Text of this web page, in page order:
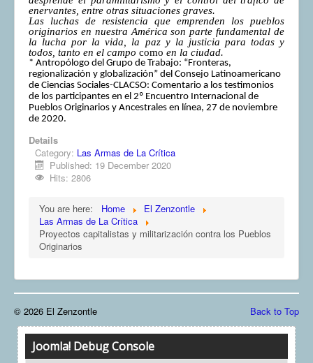
enervantes, entre otras situaciones graves.
Las luchas de resistencia que emprenden los pueblos
originarios en nuestra América son parte fundamental de
la lucha por la vida, la paz y la justicia para todas y
todos, tanto en el campo como en la ciudad.
* Antropólogo del Grupo de Trabajo: “Fronteras,
regionalización y globalización” del Consejo Latinoamericano
de Ciencias Sociales-CLACSO: Comentario a los testimonios
de los participantes en el 2º Encuentro Internacional de
Pueblos Originarios y Ancestrales en línea, 27 de noviembre
de 2020.
Details
Category: Las Armas de La Crítica
Published: 19 December 2020
Hits: 2806
You are here: Home
El Zenzontle
Las Armas de La Crítica
Proyectos capitalistas y militarización contra los Pueblos
Originarios
Back to Top
© 2026 El Zenzontle
Joomla! Debug Console